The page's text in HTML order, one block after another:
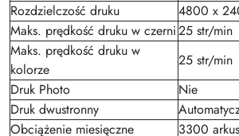
Rozdzielczość druku
4800 x
Maks. prędkość druku w czerni25 str/min
Maks. prędkość druku w
kolorze
25 str/min
Druk Photo
Nie
Druk dwustronny
Obciążenie miesięczne
3300